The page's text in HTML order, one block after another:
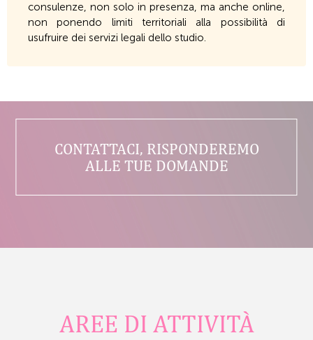
consulenze, non solo in presenza, ma anche online,
non ponendo limiti territoriali alla possibilità di
usufruire dei servizi legali dello studio.
CONTATTACI, RISPONDEREMO
ALLE TUE DOMANDE
AREE DI ATTIVITÀ